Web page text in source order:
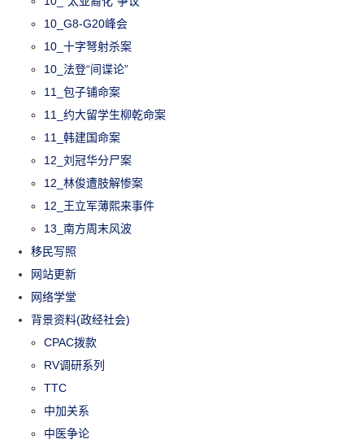
10_G8-G20峰会
10_十字弩射杀案
10_法登“间谍论”
11_包子铺命案
11_约大留学生柳乾命案
11_韩建国命案
12_刘冠华分尸案
12_林俊遭肢解惨案
12_王立军薄熙来事件
13_南方周末风波
移民写照
网站更新
网络学堂
背景资料(政经社会)
CPAC拨款
RV调研系列
TTC
中加关系
中医争论